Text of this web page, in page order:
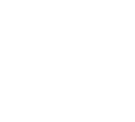
k3s/k3s.yaml